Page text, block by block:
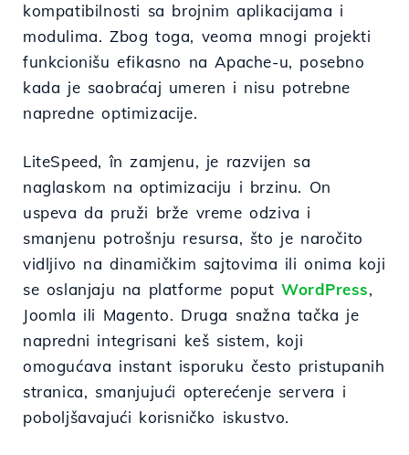
kompatibilnosti sa brojnim aplikacijama i
modulima. Zbog toga, veoma mnogi projekti
funkcionišu efikasno na Apache-u, posebno
kada je saobraćaj umeren i nisu potrebne
napredne optimizacije.
LiteSpeed, în zamjenu, je razvijen sa
naglaskom na optimizaciju i brzinu. On
uspeva da pruži brže vreme odziva i
smanjenu potrošnju resursa, što je naročito
vidljivo na dinamičkim sajtovima ili onima koji
se oslanjaju na platforme poputWordPress,
Joomla ili Magento. Druga snažna tačka je
napredni integrisani keš sistem, koji
omogućava instant isporuku često pristupanih
stranica, smanjujući opterećenje servera i
poboljšavajući korisničko iskustvo.